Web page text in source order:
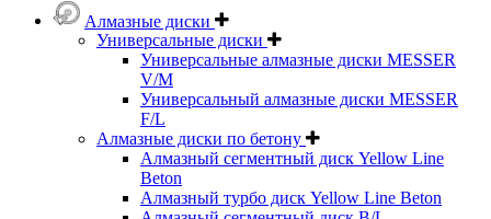
Алмазные диски
Универсальные диски
Универсальные алмазные диски MESSER
V/M
Универсальный алмазные диски MESSER
F/L
Алмазные диски по бетону
Алмазный сегментный диск Yellow Line
Beton
Алмазный турбо диск Yellow Line Beton